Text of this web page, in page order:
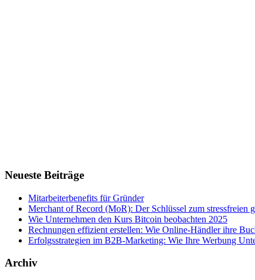
Neueste Beiträge
Mitarbeiterbenefits für Gründer
Merchant of Record (MoR): Der Schlüssel zum stressfreien
Wie Unternehmen den Kurs Bitcoin beobachten 2025
Rechnungen effizient erstellen: Wie Online-Händler ihre
Erfolgsstrategien im B2B-Marketing: Wie Ihre Werbung
Archiv